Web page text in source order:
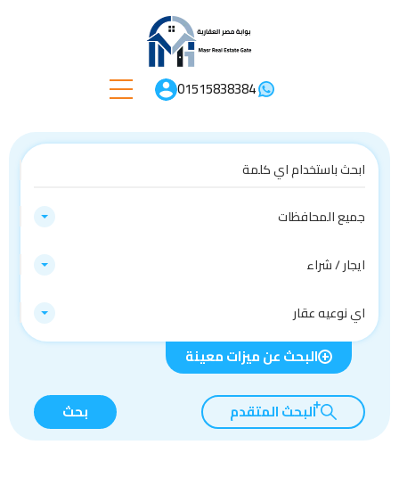
01515838384
جميع المحافظات
ايجار / شراء
اي نوعيه عقار
البحث عن ميزات معينة
البحث المتقدم بحث